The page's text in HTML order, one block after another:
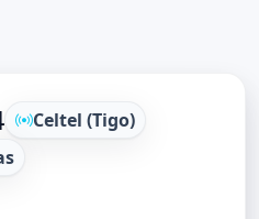
Celtel (Tigo)